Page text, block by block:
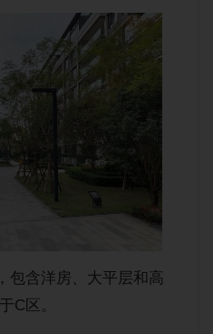
包含洋房、大平层和高
C区。